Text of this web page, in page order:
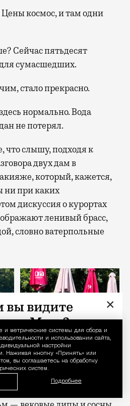
Уведомление
и метрические системы для сбора и
и использовании сайта,
настройки
Нажимая кнопку «Принять» или
вы соглашаетесь на обработку
систем.
Подробнее
космос, и там одни
Сейчас пятьдесят
для сумасшедших.
стало прекрасно.
нормально. Вода
не потерял.
что слышу, подходя к
двух дам в
который, кажется,
ни при каких
дискуссия о курортах
ленивый брасс,
словно ватерпольные
турецкой пятерки,
×